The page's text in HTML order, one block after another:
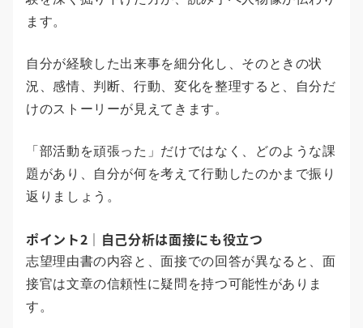
ます。
自分が経験した出来事を細分化し、そのときの状
況、感情、判断、行動、変化を整理すると、自分だ
けのストーリーが見えてきます。
「部活動を頑張った」だけではなく、どのような課
題があり、自分が何を考えて行動したのかまで振り
返りましょう。
ポイント2｜自己分析は面接にも役立つ
志望理由書の内容と、面接での回答が異なると、面
接官は文章の信頼性に疑問を持つ可能性がありま
す。